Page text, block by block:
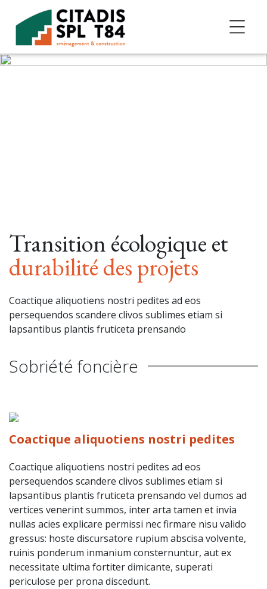
Accéder au contenu
Transition écologique et
durabilité des projets
Coactique aliquotiens nostri pedites ad eos
persequendos scandere clivos sublimes etiam si
lapsantibus plantis fruticeta prensando
Sobriété foncière
Coactique aliquotiens nostri pedites
Coactique aliquotiens nostri pedites ad eos
persequendos scandere clivos sublimes etiam si
lapsantibus plantis fruticeta prensando vel dumos ad
vertices venerint summos, inter arta tamen et invia
nullas acies explicare permissi nec firmare nisu valido
gressus: hoste discursatore rupium abscisa volvente,
ruinis ponderum inmanium consternuntur, aut ex
necessitate ultima fortiter dimicante, superati
periculose per prona discedunt.